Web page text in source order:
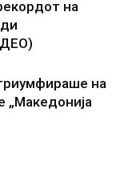
на
на
„Македонија